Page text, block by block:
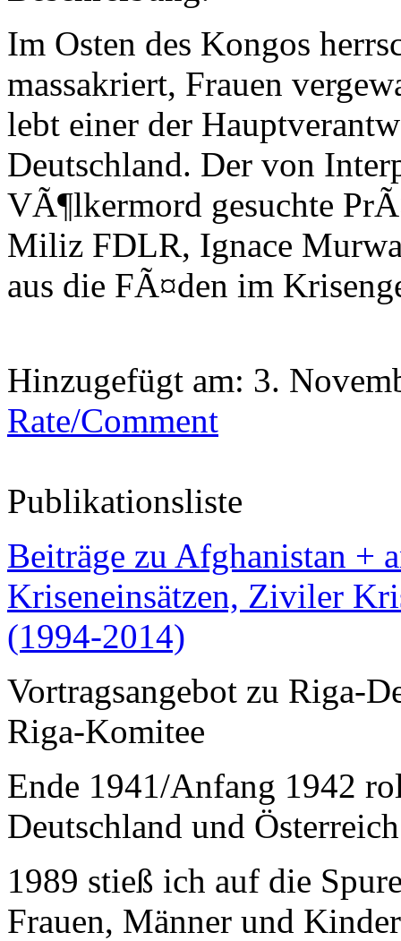
Im Osten des Kongos
massakriert, Frauen
lebt einer der
Deutschland. Der von
VÃ¶lkermord gesuchte
Miliz FDLR, Ignace
aus die FÃ¤den im
Hinzugefügt am: 3.
Rate/Comment
Publikationsliste
Beiträge zu Afghanistan +
Kriseneinsätzen, Ziviler
(1994-2014)
Vortragsangebot zu Riga-
Riga-Komitee
Ende 1941/Anfang 1942
Deutschland und
1989 stieß ich auf die
Frauen, Männer und